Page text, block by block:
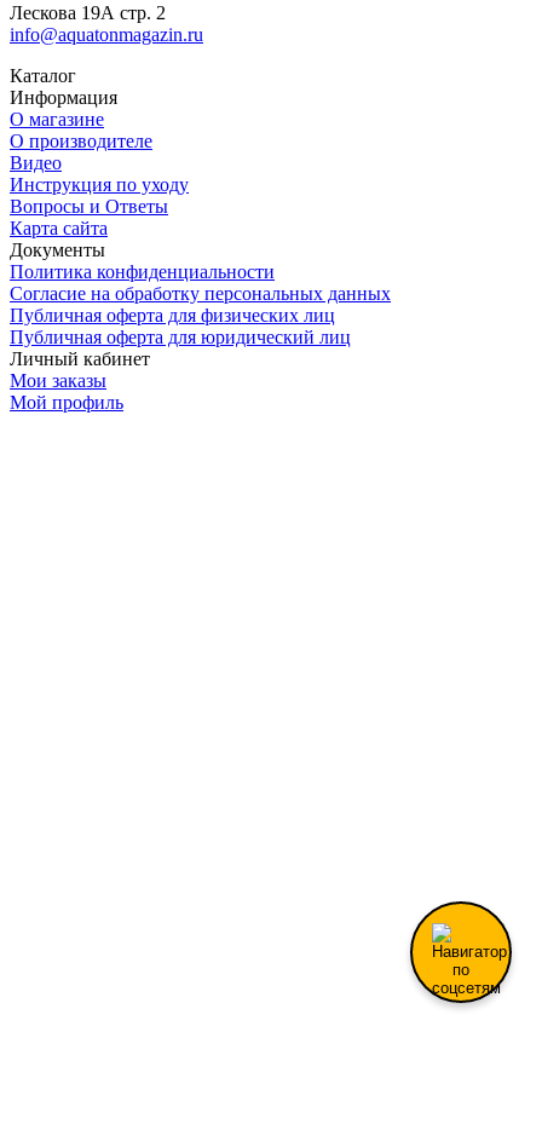
Лескова 19А стр. 2
info@aquatonmagazin.ru
Каталог
Информация
О магазине
О производителе
Видео
Инструкция по уходу
Вопросы и Ответы
Карта сайта
Документы
Политика конфиденциальности
Согласие на обработку персональных данных
Публичная оферта для физических лиц
Публичная оферта для юридический лиц
Личный кабинет
Мои заказы
Мой профиль